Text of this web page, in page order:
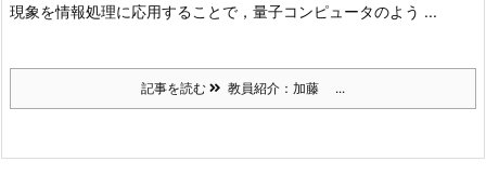
現象を情報処理に応用することで，量子コンピュータのよう ...
記事を読む 教員紹介：加藤 ...